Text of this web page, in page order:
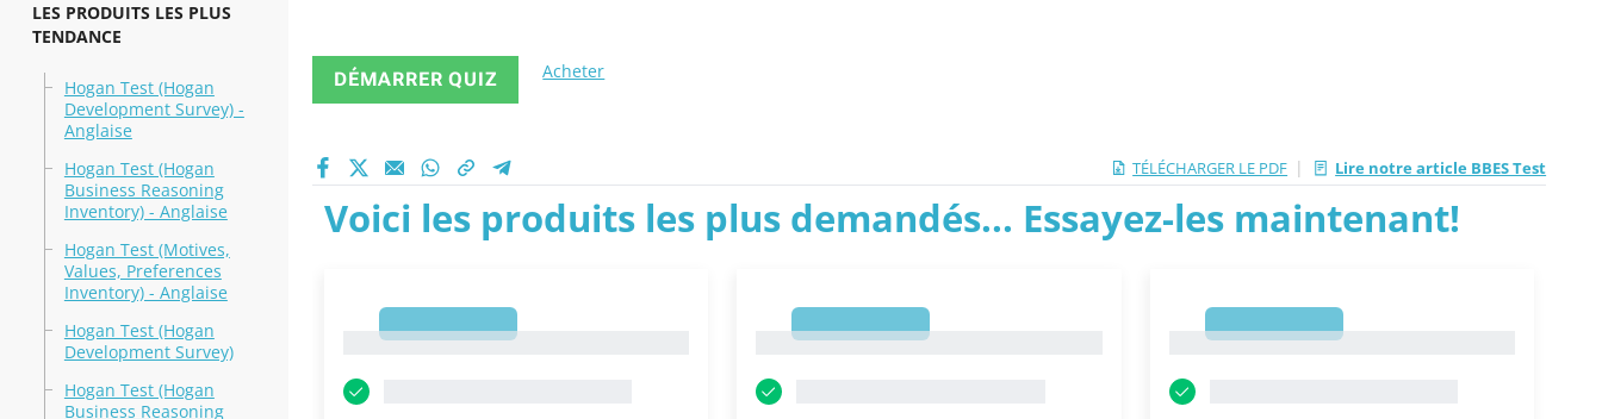
LES PRODUITS LES PLUS
TENDANCE
Hogan Test (Hogan
Development Survey) -
Anglaise
Hogan Test (Hogan
Business Reasoning
Inventory) - Anglaise
Hogan Test (Motives,
Values, Preferences
Inventory) - Anglaise
Hogan Test (Hogan
Development Survey)
Hogan Test (Hogan
Business Reasoning
DÉMARRER QUIZ Acheter
TÉLÉCHARGER LE PDF | Lire notre article BBES Test
Voici les produits les plus demandés... Essayez-les maintenant!